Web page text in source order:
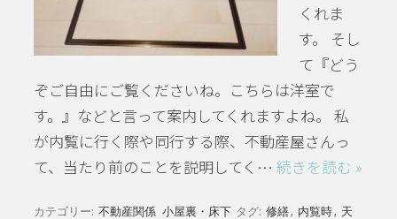
くれま
す。 そし
て『どう
ぞご自由にご覧くださいね。こちらは洋室で
す。』などと言って案内してくれますよね。 私
が内覧に行く際や同行する際、不動産屋さんっ
て、当たり前のことを説明してく… 続きを読む »
カテゴリー: 不動産関係 小屋裏・床下 タグ: 修繕, 内覧時, 天